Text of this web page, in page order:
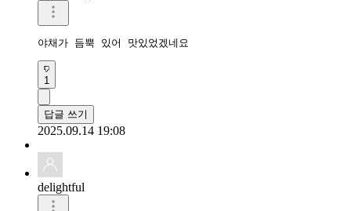
야채가 듬뿍 있어 맛있었겠네요
1
답글 쓰기
2025.09.14 19:08
delightful